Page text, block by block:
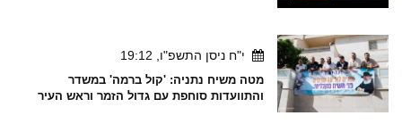
י"ח ניסן התשפ"ו, 19:12
מטה משיח נתניה: 'קול ברמה' במשדר
והתוועדות סוחפת עם גדול הזמר וראש העיר